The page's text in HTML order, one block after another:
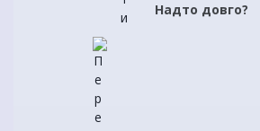
Надто довго?